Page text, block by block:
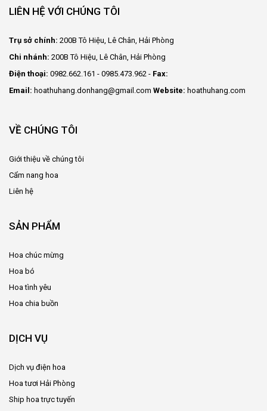
LIÊN HỆ VỚI CHÚNG TÔI
Trụ sở chính: 200B Tô Hiệu, Lê Chân, Hải Phòng
Chi nhánh: 200B Tô Hiệu, Lê Chân, Hải Phòng
Điện thoại: 0982.662.161 - 0985.473.962 - Fax:
Email: hoathuhang.donhang@gmail.com Website: hoathuhang.com
VỀ CHÚNG TÔI
Giới thiệu về chúng tôi
Cẩm nang hoa
Liên hệ
SẢN PHẨM
Hoa chúc mừng
Hoa bó
Hoa tình yêu
Hoa chia buồn
DỊCH VỤ
Dịch vụ điện hoa
Hoa tươi Hải Phòng
Ship hoa trực tuyến